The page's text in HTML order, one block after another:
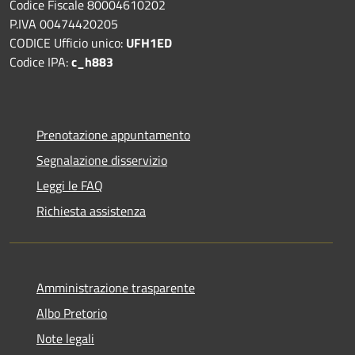
Codice Fiscale 80004610202
P.IVA 00474420205
CODICE Ufficio unico: UFH1ED
Codice IPA:c_h883
Prenotazione appuntamento
Segnalazione disservizio
Leggi le FAQ
Richiesta assistenza
Amministrazione trasparente
Albo Pretorio
Note legali